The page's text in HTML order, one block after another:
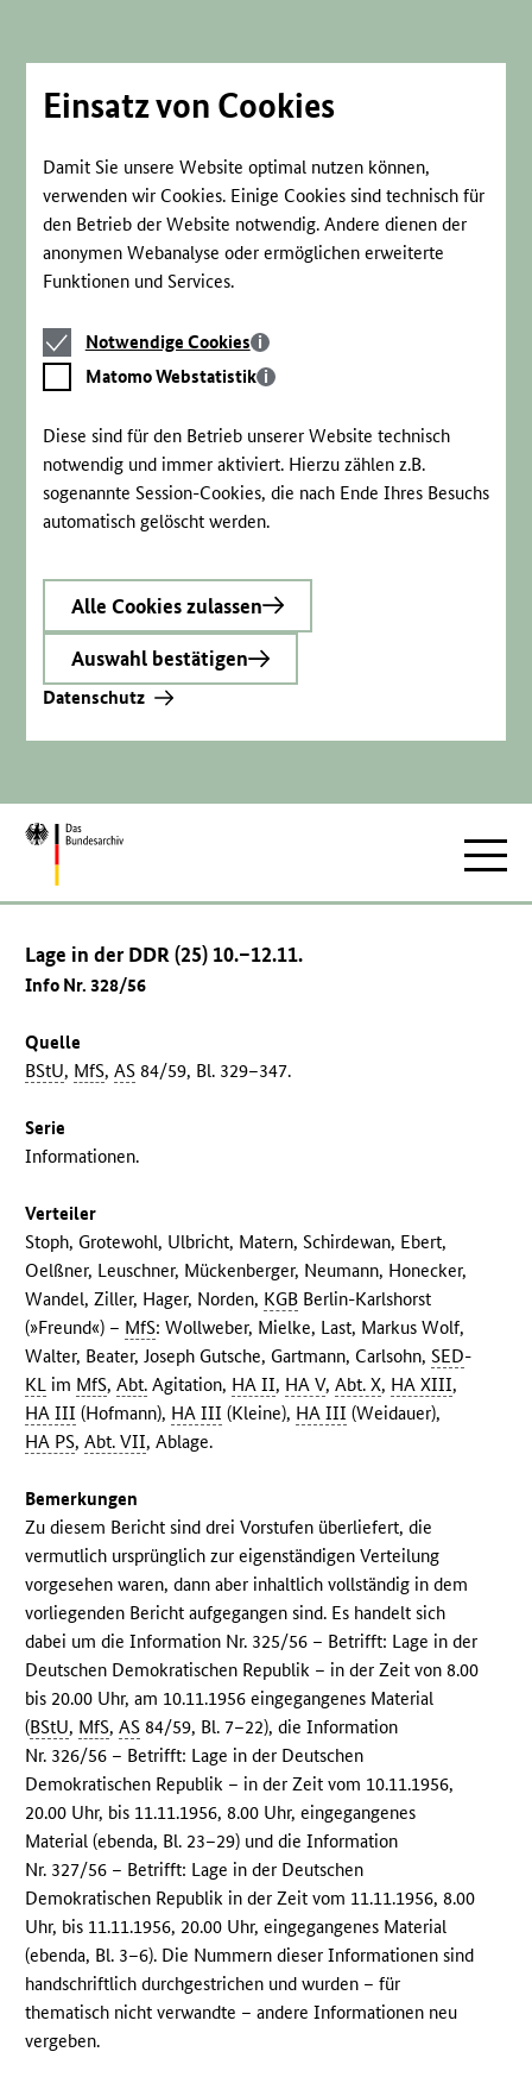
Einsatz von Cookies
Damit Sie unsere Website optimal nutzen können,
verwenden wir Cookies. Einige Cookies sind technisch für
den Betrieb der Website notwendig. Andere dienen der
anonymen Webanalyse oder ermöglichen erweiterte
Funktionen und Services.
Notwendige
Cookies
Notwendige Cookies
Matomo
Webstatistik
Matomo Webstatistik
Diese sind für den Betrieb unserer Website technisch
notwendig und immer aktiviert. Hierzu zählen z.B.
sogenannte Session-Cookies, die nach Ende Ihres Besuchs
automatisch gelöscht werden.
Alle Cookies zulassen
Auswahl bestätigen
Datenschutz
Zur
Lage in der DDR (25) 10.–12.11.
Info Nr. 328/56
Quelle
BStU, MfS,AS 84/59, Bl. 329–347.
Serie
Informationen.
Verteiler
Stoph, Grotewohl, Ulbricht, Matern, Schirdewan, Ebert,
Oelßner, Leuschner, Mückenberger, Neumann, Honecker,
Wandel, Ziller, Hager, Norden, KGB Berlin-Karlshorst
(»Freund«) – MfS: Wollweber, Mielke, Last, Markus Wolf,
Walter, Beater, Joseph Gutsche, Gartmann, Carlsohn,SED-
KL im MfS,Abt. Agitation, HA II, HA V,Abt. X, HA XIII,
HA III (Hofmann), HA III (Kleine), HA III (Weidauer),
HA PS,Abt. VII, Ablage.
Bemerkungen
Zu diesem Bericht sind drei Vorstufen überliefert, die
vermutlich ursprünglich zur eigenständigen Verteilung
vorgesehen waren, dann aber inhaltlich vollständig in dem
vorliegenden Bericht aufgegangen sind. Es handelt sich
dabei um die Information Nr. 325/56 – Betrifft: Lage in der
Deutschen Demokratischen Republik – in der Zeit von 8.00
bis 20.00 Uhr, am 10.11.1956 eingegangenes Material
(BStU, MfS,AS 84/59, Bl. 7–22), die Information
Nr. 326/56 – Betrifft: Lage in der Deutschen
Demokratischen Republik – in der Zeit vom 10.11.1956,
20.00 Uhr, bis 11.11.1956, 8.00 Uhr, eingegangenes
Material (ebenda, Bl. 23–29) und die Information
Nr. 327/56 – Betrifft: Lage in der Deutschen
Demokratischen Republik in der Zeit vom 11.11.1956, 8.00
Uhr, bis 11.11.1956, 20.00 Uhr, eingegangenes Material
(ebenda, Bl. 3–6). Die Nummern dieser Informationen sind
handschriftlich durchgestrichen und wurden – für
thematisch nicht verwandte – andere Informationen neu
vergeben.